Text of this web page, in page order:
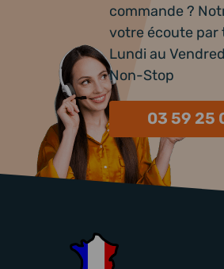
commande ?
votre écoute par
Lundi au
Non-Stop
03 59 25